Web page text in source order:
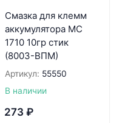
Смазка для клемм
аккумулятора MC
1710 10гр стик
(8003-ВПМ)
Артикул: 55550
В наличии
273 ₽